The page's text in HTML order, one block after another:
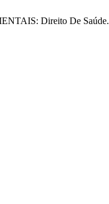
Direito De Saúde.